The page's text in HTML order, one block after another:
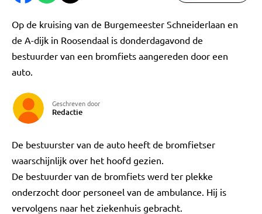
Op de kruising van de Burgemeester Schneiderlaan en
de A-dijk in Roosendaal is donderdagavond de
bestuurder van een bromfiets aangereden door een
auto.
Geschreven door
Redactie
De bestuurster van de auto heeft de bromfietser
waarschijnlijk over het hoofd gezien.
De bestuurder van de bromfiets werd ter plekke
onderzocht door personeel van de ambulance. Hij is
vervolgens naar het ziekenhuis gebracht.